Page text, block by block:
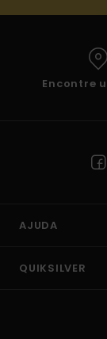
Encontre
AJUDA
QUIKSILVER